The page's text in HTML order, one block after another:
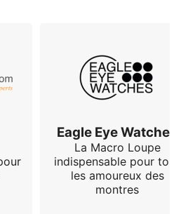
Eagle Eye Watches
La Macro Loupe
indispensable pour tous
les amoureux des
montres